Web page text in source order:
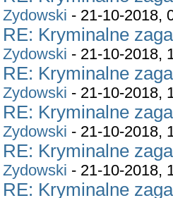
Zydowski - 21-10-2018,
RE: Kryminalne
Zydowski - 21-10-2018,
RE: Kryminalne
Zydowski - 21-10-2018,
RE: Kryminalne
Zydowski - 21-10-2018,
RE: Kryminalne
Zydowski - 21-10-2018,
RE: Kryminalne